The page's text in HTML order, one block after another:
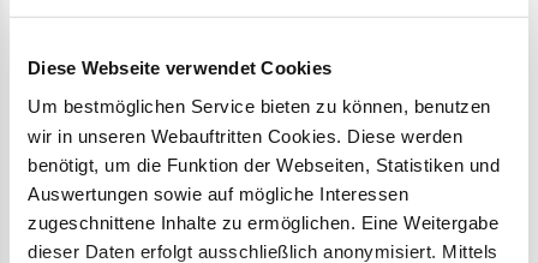
Diese Webseite verwendet Cookies
Um bestmöglichen Service bieten zu können, benutzen
wir in unseren Webauftritten Cookies. Diese werden
benötigt, um die Funktion der Webseiten, Statistiken und
Auswertungen sowie auf mögliche Interessen
zugeschnittene Inhalte zu ermöglichen. Eine Weitergabe
dieser Daten erfolgt ausschließlich anonymisiert. Mittels
©
Grabenstätt
Der Natur auf der Spur